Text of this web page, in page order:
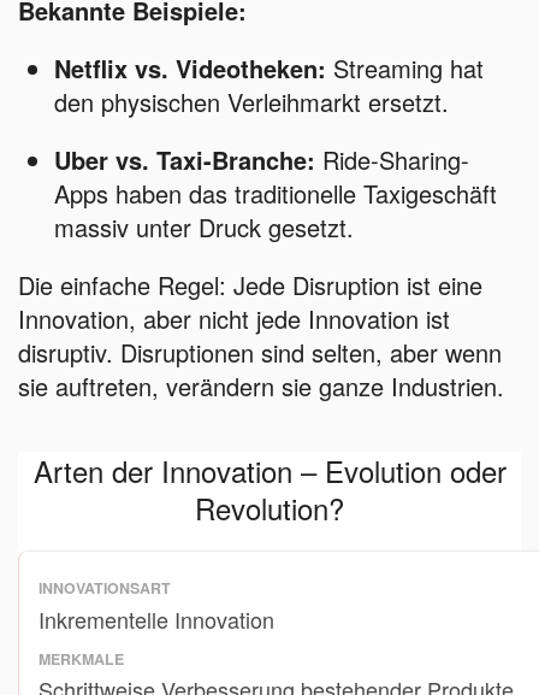
Bekannte Beispiele:
Netflix vs. Videotheken: Streaming hat
den physischen Verleihmarkt ersetzt.
Uber vs. Taxi-Branche: Ride-Sharing-
Apps haben das traditionelle Taxigeschäft
massiv unter Druck gesetzt.
Die einfache Regel: Jede Disruption ist eine
Innovation, aber nicht jede Innovation ist
disruptiv. Disruptionen sind selten, aber wenn
sie auftreten, verändern sie ganze Industrien.
Arten der Innovation – Evolution oder
Revolution?
Inkrementelle Innovation
Schrittweise Verbesserung bestehender Produkte,